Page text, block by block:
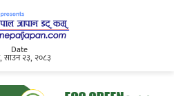
Date
साउन २३, २०८३